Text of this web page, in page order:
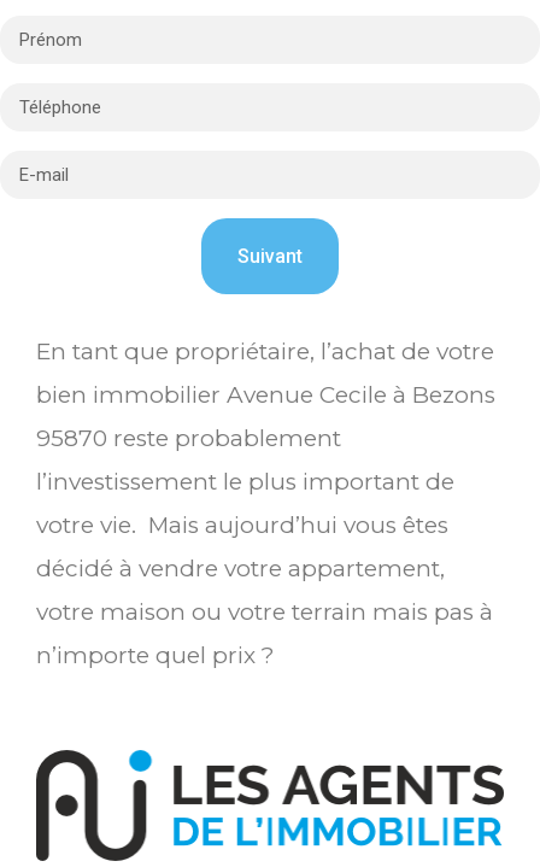
En tant que propriétaire, l’achat de votre
bien immobilier Avenue Cecile à Bezons
95870 reste probablement
l’investissement le plus important de
votre vie. Mais aujourd’hui vous êtes
décidé à vendre votre appartement,
votre maison ou votre terrain mais pas à
n’importe quel prix ?